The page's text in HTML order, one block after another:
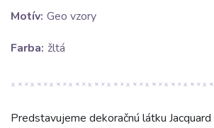
Motív: Geo vzory
Farba: žltá
Predstavujeme dekoračnú látku